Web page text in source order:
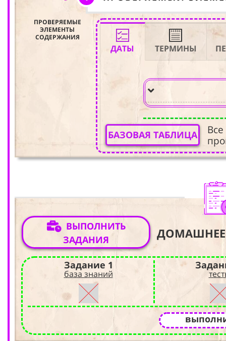
ПРОВЕРЯЕМЫЕ
ЭЛЕМЕНТЫ
СОДЕРЖАНИЯ
ДАТЫ ТЕРМИНЫ
БАЗОВАЯ ТАБЛИЦА
ВЫПОЛНИТЬ
ЗАДАНИЯ
ДОМАШНЕЕ
Задание 1
база знаний